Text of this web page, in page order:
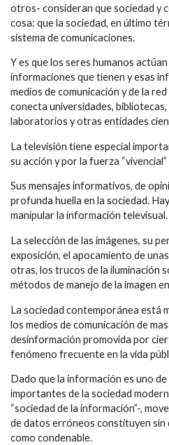
otros- consideran que sociedad y
cosa: que la sociedad, en último
sistema de comunicaciones.
Y es que los seres humanos
informaciones que tienen y esas
medios de comunicación y de la
conecta universidades,
laboratorios y otras entidades
La televisión tiene especial
su acción y por la fuerza
Sus mensajes informativos, de
profunda huella en la sociedad.
manipular la información televisual.
La selección de las imágenes, su
exposición, el apocamiento de
otras, los trucos de la iluminación
métodos de manejo de la imagen
La sociedad contemporánea está
los medios de comunicación de
desinformación promovida por
fenómeno frecuente en la vida
Dado que la información es uno
importantes de la sociedad
“sociedad de la información”-,
de datos erróneos constituyen sin
como condenable.